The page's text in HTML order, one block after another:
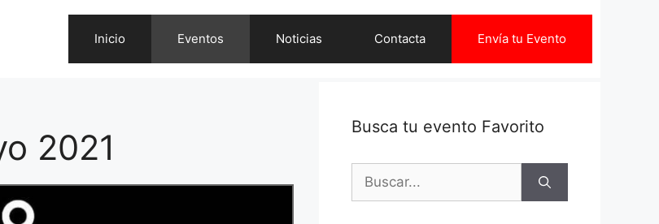
Inicio Eventos Noticias Contacta Envía tu Evento
2021 Busca tu evento Favorito
Buscar: